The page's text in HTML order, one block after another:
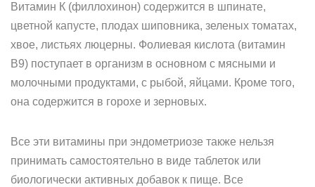
Витамин К (филлохинон) содержится в шпинате,
цветной капусте, плодах шиповника, зеленых томатах,
хвое, листьях люцерны. Фолиевая кислота (витамин
В9) поступает в организм в основном с мясными и
молочными продуктами, с рыбой, яйцами. Кроме того,
она содержится в горохе и зерновых.
Все эти витамины при эндометриозе также нельзя
принимать самостоятельно в виде таблеток или
биологически активных добавок к пище. Все